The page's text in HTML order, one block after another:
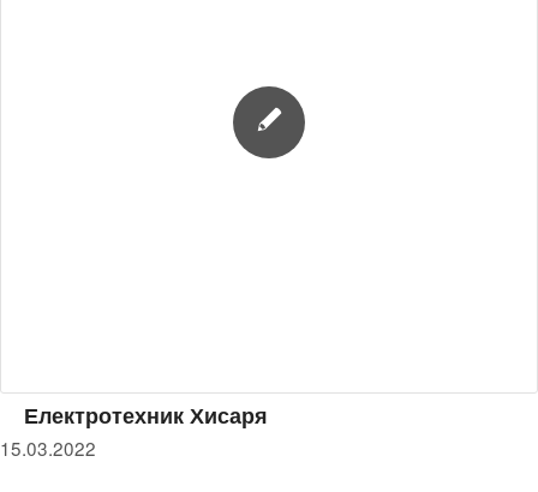
Електротехник Хисаря
15.03.2022